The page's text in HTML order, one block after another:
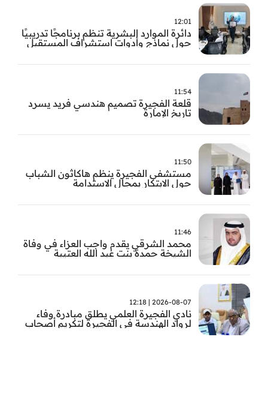
12:01
دائرة الموارد البشرية تنظم برنامجًا تدريبيًا
حول نماذج وأدوات استشراف المستقبل
11:54
قلعة الفجيرة تصميم هندسي فريد يسرد
تاريخ الإمارة
11:50
مستشفى الفجيرة ينظم هاكاثون الشباب
حول الابتكار بمجال الاستدامة
11:46
محمد الشرقي يقدم واجب العزاء في وفاة
الشيخة حمدة بنت عبد الله العتيبة
2026-08-07 | 12:18
نادي الفجيرة العلمي يطلق مبادرة وفاء
لرواد الهندسة في الفجيرة لتكريم أصحاب